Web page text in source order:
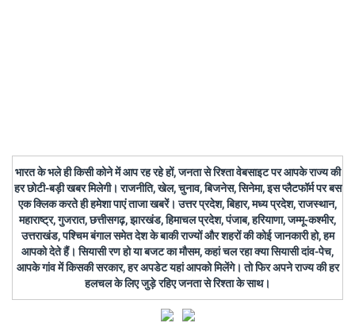
भारत के भले ही किसी कोने में आप रह रहे हों, जनता से रिश्ता वेबसाइट पर आपके राज्य की
हर छोटी-बड़ी खबर मिलेगी। राजनीति, खेल, चुनाव, बिजनेस, सिनेमा, इस प्लैटफॉर्म पर बस
एक क्लिक करते ही हमेशा पाएं ताजा खबरें। उत्तर प्रदेश, बिहार, मध्य प्रदेश, राजस्थान,
महाराष्ट्र, गुजरात, छत्तीसगढ़, झारखंड, हिमाचल प्रदेश, पंजाब, हरियाणा, जम्मू-कश्मीर,
उत्तराखंड, पश्चिम बंगाल समेत देश के बाकी राज्यों और शहरों की कोई जानकारी हो, हम
आपको देते हैं। सियासी रण हो या बजट का मौसम, कहां चल रहा क्या सियासी दांव-पेच,
आपके गांव में किसकी सरकार, हर अपडेट यहां आपको मिलेंगे। तो फिर अपने राज्य की हर
हलचल के लिए जुड़े रहिए जनता से रिश्ता के साथ।